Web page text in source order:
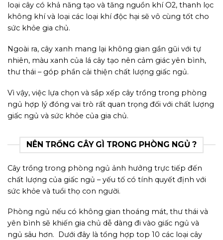
loại cây có khả năng tạo và tăng nguồn khí O2, thanh lọc
không khí và loại các loại khí độc hại sẽ vô cùng tốt cho
sức khỏe gia chủ.
Ngoài ra, cây xanh mang lại không gian gần gũi với tự
nhiên, màu xanh của lá cây tạo nên cảm giác yên bình,
thư thái – góp phần cải thiện chất lượng giấc ngủ.
Vì vậy, việc lựa chọn và sắp xếp cây trồng trong phòng
ngủ hợp lý đóng vai trò rất quan trọng đối với chất lượng
giấc ngủ và sức khỏe của gia chủ.
NÊN TRỒNG CÂY GÌ TRONG PHÒNG NGỦ ?
Cây trồng trong phòng ngủ ảnh hưởng trực tiếp đến
chất lượng của giấc ngủ – yếu tố có tính quyết định với
sức khỏe và tuổi thọ con người.
Phòng ngủ nếu có không gian thoáng mát, thư thái và
yên bình sẽ khiến gia chủ dễ dàng đi vào giấc ngủ và
ngủ sâu hơn. Dưới đây là tổng hợp top 10 các loại cây